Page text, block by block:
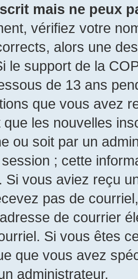
mais ne peux
vérifiez votre
alors une
le support de la
de 13 ans
que vous avez
que les nouvelles
ou soit par un
; cette
Si vous aviez reçu
pas de
de courrier
Si vous êtes
que vous avez
administrateur.